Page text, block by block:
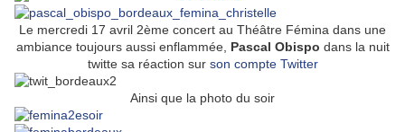
Le mercredi 17 avril 2ème concert au Théâtre Fémina dans une
ambiance toujours aussi enflammée, Pascal Obispo dans la nuit
twitte sa réaction sur son compte Twitter
Ainsi que la photo du soir